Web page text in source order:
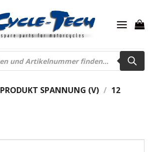
PRODUKT SPANNUNG (V) / 12